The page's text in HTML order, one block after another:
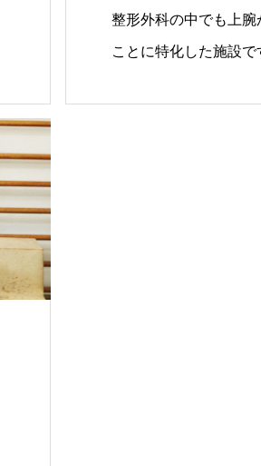
整形外科の中でも上
ことに特化した施設で